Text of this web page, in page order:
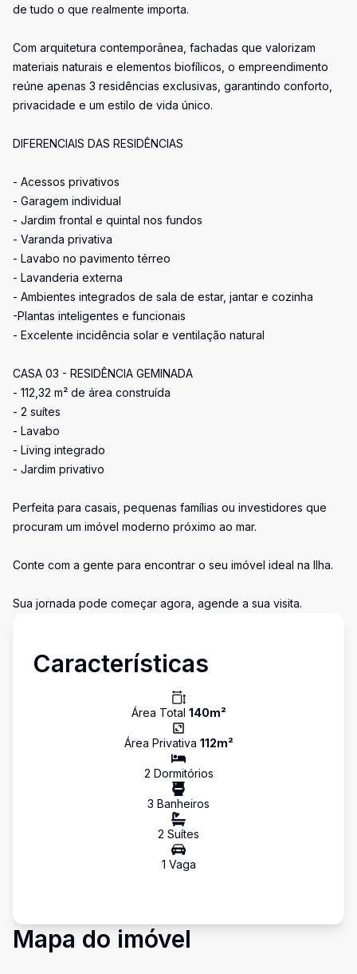
de tudo o que realmente importa.
Com arquitetura contemporânea, fachadas que valorizam
materiais naturais e elementos biofílicos, o empreendimento
reúne apenas 3 residências exclusivas, garantindo conforto,
privacidade e um estilo de vida único.
DIFERENCIAIS DAS RESIDÊNCIAS
- Acessos privativos
- Garagem individual
- Jardim frontal e quintal nos fundos
- Varanda privativa
- Lavabo no pavimento térreo
- Lavanderia externa
- Ambientes integrados de sala de estar, jantar e cozinha
-Plantas inteligentes e funcionais
- Excelente incidência solar e ventilação natural
CASA 03 - RESIDÊNCIA GEMINADA
- 112,32 m² de área construída
- 2 suítes
- Lavabo
- Living integrado
- Jardim privativo
Perfeita para casais, pequenas famílias ou investidores que
procuram um imóvel moderno próximo ao mar.
Conte com a gente para encontrar o seu imóvel ideal na Ilha.
Sua jornada pode começar agora, agende a sua visita.
Características
Área Total 140m²
Área Privativa 112m²
2 Dormitórios
3 Banheiros
2 Suítes
1 Vaga
Mapa do imóvel